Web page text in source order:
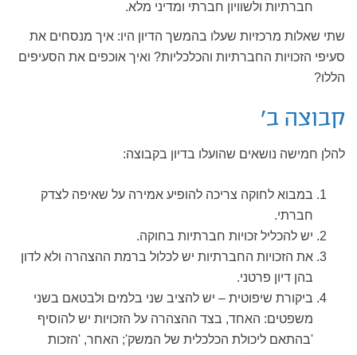
חברתיות ולשוויון חברתי ומדיני מלא.
שתי שאלות מרכזיות שעלו בהמשך הדיון היו: איך מנסחים את
סעיפי הזכויות החברתיות והכלכליות? ואיך אוכפים את הסעיפים
הללו?
קבוצה ב'
להלן חמישה נושאים שהועלו בדיון בקבוצה:
במבוא לחוקה צריכה להופיע אמירה על שאיפה לצדק
חברתי.
יש להכליל זכויות חברתיות בחוקה.
את הזכויות החברתיות יש לכלול ברמת ההצהרה ולא לדון
בהן דיון פרטני.
ביקורת שיפוטית – יש להציב שני בלמים ולבטאם בשני
משפטים: האחד, בצד ההצהרה על הזכויות יש להוסיף
'בהתאם ליכולת הכלכלית של המשק'; האחר, 'הזכות